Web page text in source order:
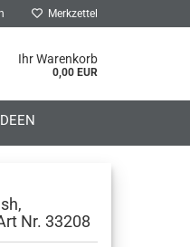
Merkzettel
Ihr Warenkorb
0,00 EUR
Nr. 33208